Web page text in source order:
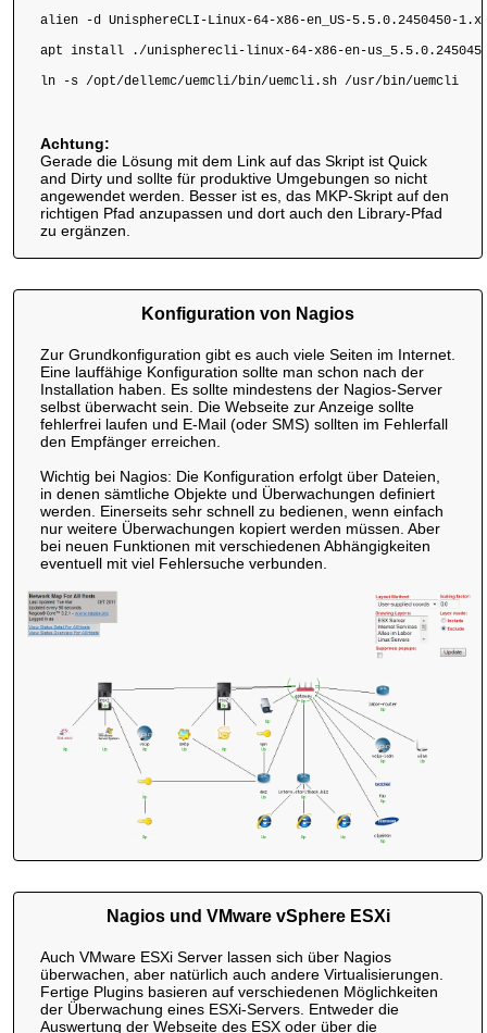
alien -d UnisphereCLI-Linux-64-x86-en_US-5.5.0.2450450-
apt install ./unispherecli-linux-64-x86-en-us_5.5.0.2450450-
ln -s /opt/dellemc/uemcli/bin/uemcli.sh /usr/bin/uemcli
Achtung:
Gerade die Lösung mit dem Link auf das Skript ist Quick
and Dirty und sollte für produktive Umgebungen so nicht
angewendet werden. Besser ist es, das MKP-Skript auf den
richtigen Pfad anzupassen und dort auch den Library-Pfad
zu ergänzen.
Konfiguration von Nagios
Zur Grundkonfiguration gibt es auch viele Seiten im Internet.
Eine lauffähige Konfiguration sollte man schon nach der
Installation haben. Es sollte mindestens der Nagios-Server
selbst überwacht sein. Die Webseite zur Anzeige sollte
fehlerfrei laufen und E-Mail (oder SMS) sollten im Fehlerfall
den Empfänger erreichen.
Wichtig bei Nagios: Die Konfiguration erfolgt über Dateien,
in denen sämtliche Objekte und Überwachungen definiert
werden. Einerseits sehr schnell zu bedienen, wenn einfach
nur weitere Überwachungen kopiert werden müssen. Aber
bei neuen Funktionen mit verschiedenen Abhängigkeiten
eventuell mit viel Fehlersuche verbunden.
Nagios und VMware vSphere ESXi
Auch VMware ESXi Server lassen sich über Nagios
überwachen, aber natürlich auch andere Virtualisierungen.
Fertige Plugins basieren auf verschiedenen Möglichkeiten
der Überwachung eines ESXi-Servers. Entweder die
Auswertung der Webseite des ESX oder über die